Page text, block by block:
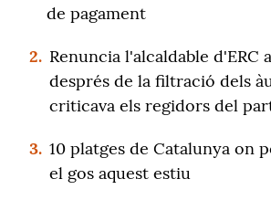
de pagament
2. Renuncia l'alcaldable d'ERC
després de la filtració dels
criticava els regidors del
3. 10 platges de Catalunya on
el gos aquest estiu